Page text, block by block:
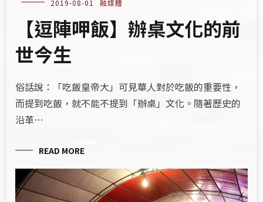
2019-08-01 融媒體
【逗陣呷飯】辦桌文化的前
世今生
俗話說：「吃飯皇帝大」可見華人對於吃飯的重要性，
而提到吃飯，就不能不提到「辦桌」文化。隨著歷史的
沿革…
READ MORE